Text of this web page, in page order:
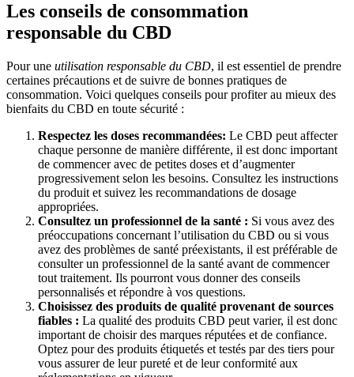
Les conseils de consommation
responsable du CBD
Pour une utilisation responsable du CBD, il est essentiel de prendre
certaines précautions et de suivre de bonnes pratiques de
consommation. Voici quelques conseils pour profiter au mieux des
bienfaits du CBD en toute sécurité :
Respectez les doses recommandées: Le CBD peut affecter
chaque personne de manière différente, il est donc important
de commencer avec de petites doses et d’augmenter
progressivement selon les besoins. Consultez les instructions
du produit et suivez les recommandations de dosage
appropriées.
Consultez un professionnel de la santé : Si vous avez des
préoccupations concernant l’utilisation du CBD ou si vous
avez des problèmes de santé préexistants, il est préférable de
consulter un professionnel de la santé avant de commencer
tout traitement. Ils pourront vous donner des conseils
personnalisés et répondre à vos questions.
Choisissez des produits de qualité provenant de sources
fiables : La qualité des produits CBD peut varier, il est donc
important de choisir des marques réputées et de confiance.
Optez pour des produits étiquetés et testés par des tiers pour
vous assurer de leur pureté et de leur conformité aux